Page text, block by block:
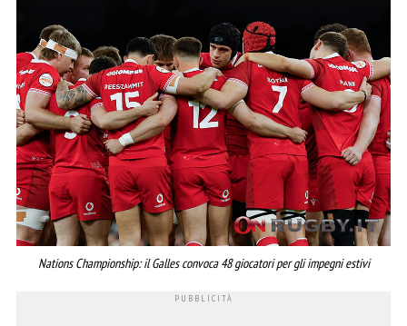
Nations Championship: il Galles convoca 48 giocatori per gli impegni estivi